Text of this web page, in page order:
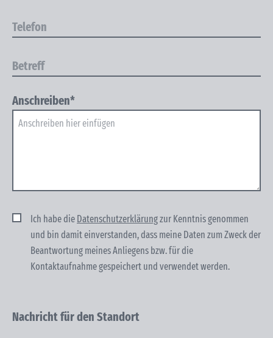
Anschreiben*
Ich habe die Datenschutzerklärungzur Kenntnis genommen
und bin damit einver­standen, dass meine Daten zum Zweck der
Beantwortung meines Anliegens bzw. für die
Kontaktaufnahme gespeichert und verwendet werden.
Nachricht für den Standort